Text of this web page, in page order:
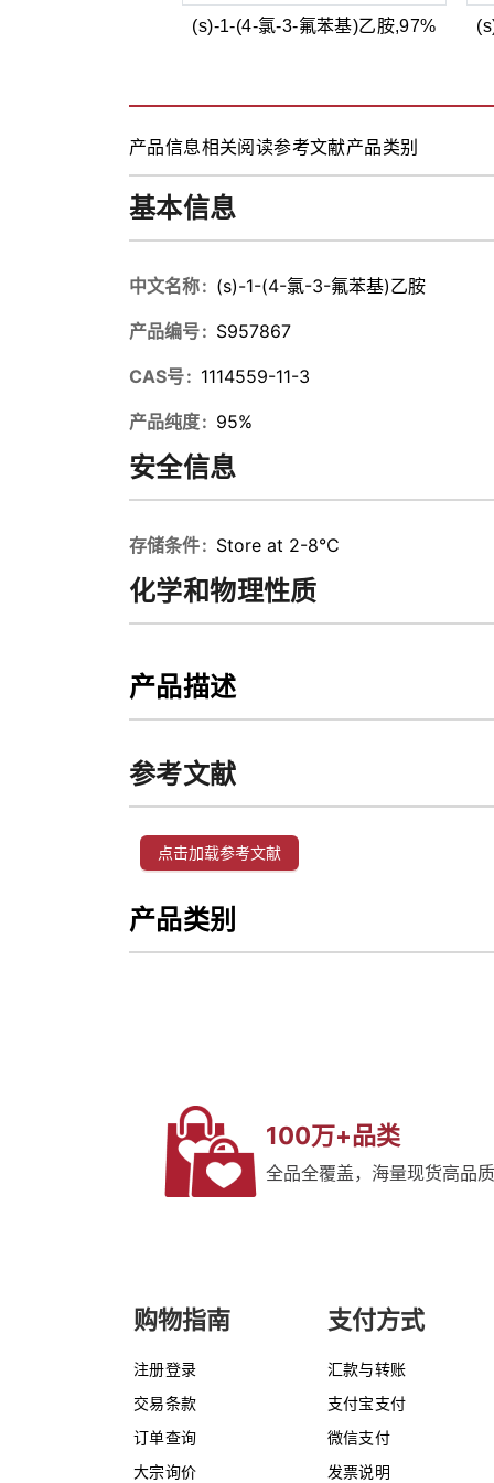
(s)-1-(4-氯-3-氟苯基)乙胺,97%
产品信息相关阅读参考文献产品类别
基本信息
中文名称 (s)-1-(4-氯-3-氟苯基)乙胺
产品编号 S957867
CAS号 1114559-11-3
产品纯度 95%
安全信息
存储条件 Store at 2-8℃
化学和物理性质
产品描述
参考文献
点击加载参考文献
产品类别
100万+品类
全品全覆盖，海量现货高品
购物指南
注册登录
交易条款
订单查询
大宗询价
支付方式
汇款与转账
支付宝支付
微信支付
发票说明